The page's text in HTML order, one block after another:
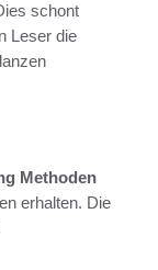
schont
Leser die
Methoden
erhalten. Die